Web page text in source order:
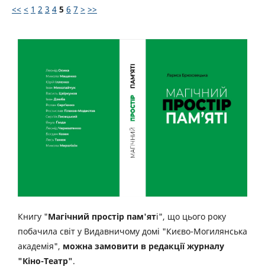
<< < 1 2 3 4 5 6 7 > >>
Книгу "Магічний простір пам'яті", що цього року
побачила світ у Видавничому домі "Києво-Могилянська
академія", можна замовити в редакції журналу
"Кіно-Театр".